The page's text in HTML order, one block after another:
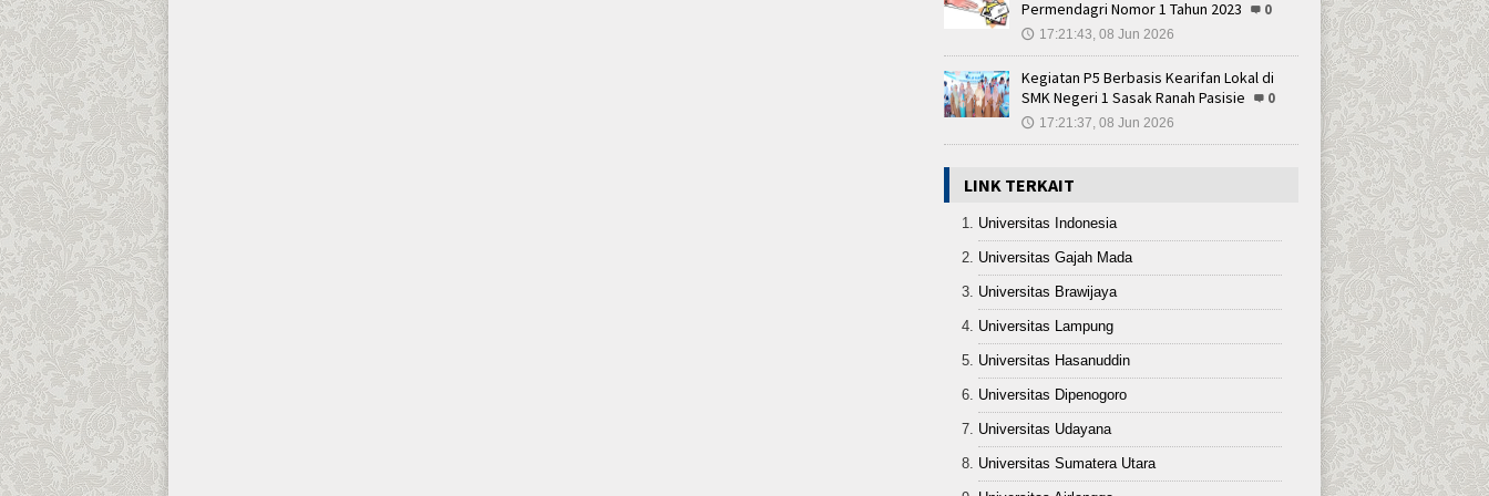
Permendagri Nomor 1 Tahun 2023 0
🕔 17:21:43, 08 Jun 2026
Kegiatan P5 Berbasis Kearifan Lokal di
SMK Negeri 1 Sasak Ranah Pasisie
0
🕔 17:21:37, 08 Jun 2026
LINK TERKAIT
Universitas Indonesia
Universitas Gajah Mada
Universitas Brawijaya
Universitas Lampung
Universitas Hasanuddin
Universitas Dipenogoro
Universitas Udayana
Universitas Sumatera Utara